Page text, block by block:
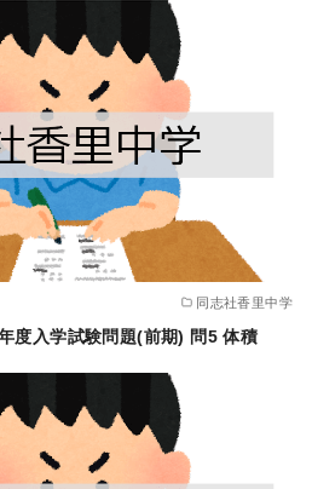
同志社香里中学
度入学試験問題(前期) 問5 体積